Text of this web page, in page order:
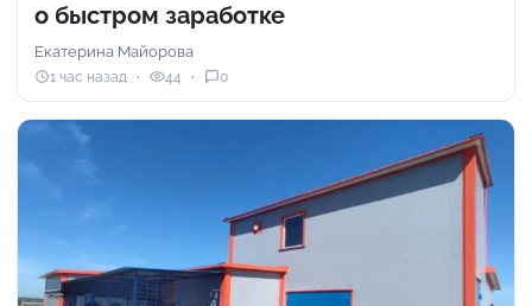
о быстром заработке
Екатерина Майорова
1 час назад 44 0